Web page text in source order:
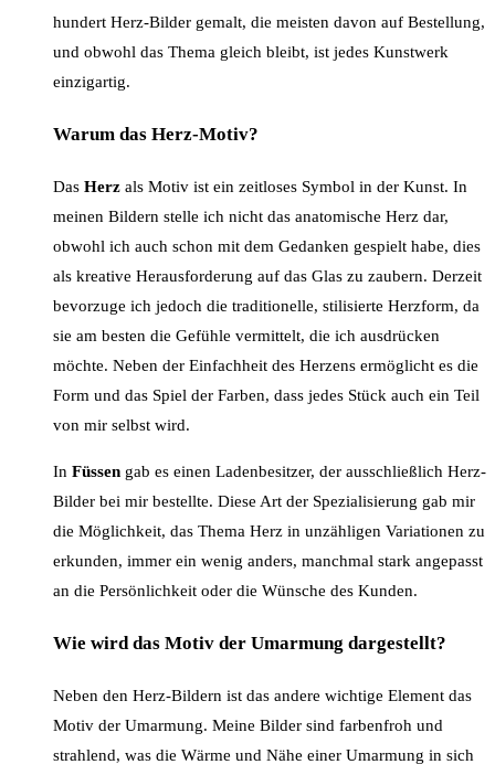
hundert Herz-Bilder gemalt, die meisten davon auf Bestellung,
und obwohl das Thema gleich bleibt, ist jedes Kunstwerk
einzigartig.
Warum das Herz-Motiv?
Das Herz als Motiv ist ein zeitloses Symbol in der Kunst. In
meinen Bildern stelle ich nicht das anatomische Herz dar,
obwohl ich auch schon mit dem Gedanken gespielt habe, dies
als kreative Herausforderung auf das Glas zu zaubern. Derzeit
bevorzuge ich jedoch die traditionelle, stilisierte Herzform, da
sie am besten die Gefühle vermittelt, die ich ausdrücken
möchte. Neben der Einfachheit des Herzens ermöglicht es die
Form und das Spiel der Farben, dass jedes Stück auch ein Teil
von mir selbst wird.
In Füssen gab es einen Ladenbesitzer, der ausschließlich Herz-
Bilder bei mir bestellte. Diese Art der Spezialisierung gab mir
die Möglichkeit, das Thema Herz in unzähligen Variationen zu
erkunden, immer ein wenig anders, manchmal stark angepasst
an die Persönlichkeit oder die Wünsche des Kunden.
Wie wird das Motiv der Umarmung dargestellt?
Neben den Herz-Bildern ist das andere wichtige Element das
Motiv der Umarmung. Meine Bilder sind farbenfroh und
strahlend, was die Wärme und Nähe einer Umarmung in sich